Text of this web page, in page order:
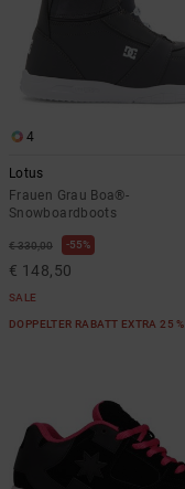
4
Lotus
Frauen Grau Boa®-
Snowboardboots
€ 330,00 55%
€ 148,50
SALE
DOPPELTER RABATT EXTRA 25 %